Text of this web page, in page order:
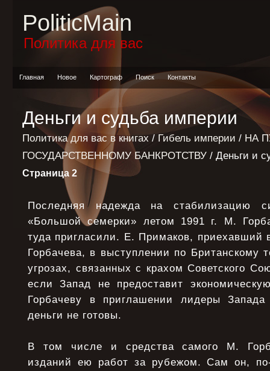
PoliticMain
Политика для вас
Главная Новое Картограф Поиск Контакты
Деньги и судьба империи
Политика для вас в книгах / Гибель империи / НА
ГОСУДАРСТВЕННОМУ БАНКРОТСТВУ / Деньги и
Страница 2
Последняя надежда на стабилизацию
«Большой семерки» летом 1991 г. М.
туда пригласили. Е. Примаков, приехавший
Горбачева, в выступлении по Британскому
угрозах, связанных с крахом Советского
если Запад не предоставит
Горбачеву в приглашении лидеры
деньги не готовы.
В том числе и средства самого М.
изданий ею работ за рубежом. Сам он,